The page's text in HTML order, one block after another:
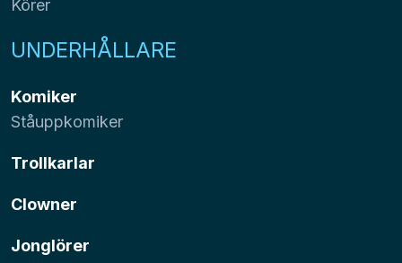
Körer
UNDERHÅLLARE
Komiker
Ståuppkomiker
Trollkarlar
Clowner
Jonglörer